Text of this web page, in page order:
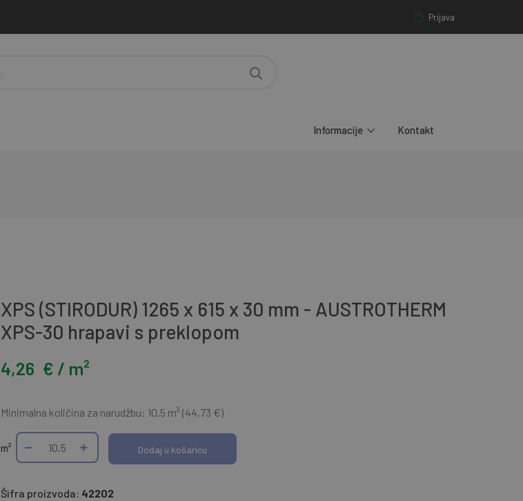
Prijava
Informacije Kontakt
XPS (STIRODUR) 1265 x 615 x 30 mm - AUSTROTHERM
XPS-30 hrapavi s preklopom
4,26 € / m²
Minimalna količina za narudžbu: 10,5 m² (44,73 €)
m² Dodaj u košaricu
Šifra proizvoda: 42202